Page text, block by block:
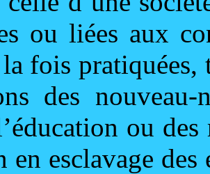
ou liées aux
fois
des
ou
en esclavage